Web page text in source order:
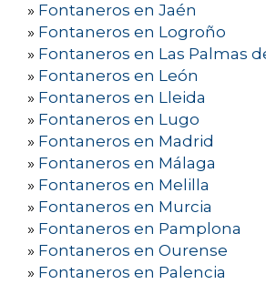
» Fontaneros en Jaén
» Fontaneros en Logroño
» Fontaneros en Las Palmas
» Fontaneros en León
» Fontaneros en Lleida
» Fontaneros en Lugo
» Fontaneros en Madrid
» Fontaneros en Málaga
» Fontaneros en Melilla
» Fontaneros en Murcia
» Fontaneros en Pamplona
» Fontaneros en Ourense
» Fontaneros en Palencia